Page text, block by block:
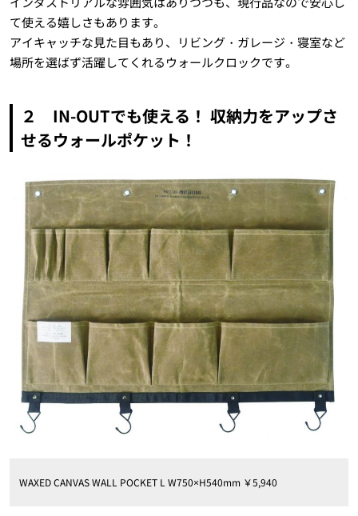
て使える嬉しさもあります。
アイキャッチな見た目もあり、リビング・ガレージ・寝室など
場所を選ばず活躍してくれるウォールクロックです。
２ IN-OUTでも使える！ 収納力をアップさ
せるウォールポケット！
WAXED CANVAS WALL POCKET L W750×H540mm ￥5,940